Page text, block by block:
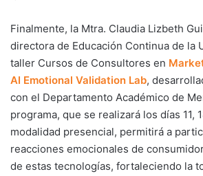
Finalmente, la Mtra. Claudia Lizbeth
directora de Educación Continua de la
taller Cursos de Consultores en
AI Emotional Validation Lab,
con el Departamento Académico de
programa, que se realizará los días 11,
modalidad presencial, permitirá a
reacciones emocionales de
de estas tecnologías, fortaleciendo la